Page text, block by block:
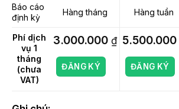
Báo cáo
định kỳ
Hàng tháng Hàng tuần
Phí dịch
vụ 1
tháng
(chưa
VAT)
3.000.000 ₫
ĐĂNG KÝ
5.500.000
ĐĂNG KÝ